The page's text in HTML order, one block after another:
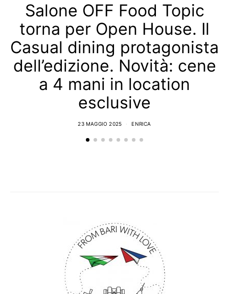
Salone OFF Food Topic
torna per Open House. Il
Casual dining protagonista
dell’edizione. Novità: cene
a 4 mani in location
esclusive
23 MAGGIO 2025 ENRICA